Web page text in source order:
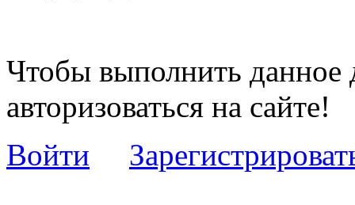
Чтобы выполнить данное
авторизоваться на сайте!
Войти